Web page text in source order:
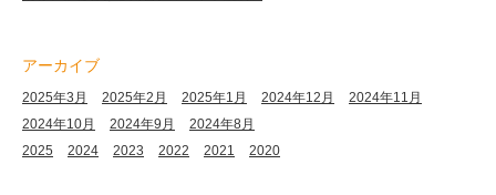
アーカイブ
2025年3月 2025年2月 2025年1月 2024年12月
2024年11月
2024年10月
2024年9月
2024年8月
2025
2024 2023 2022 2021 2020